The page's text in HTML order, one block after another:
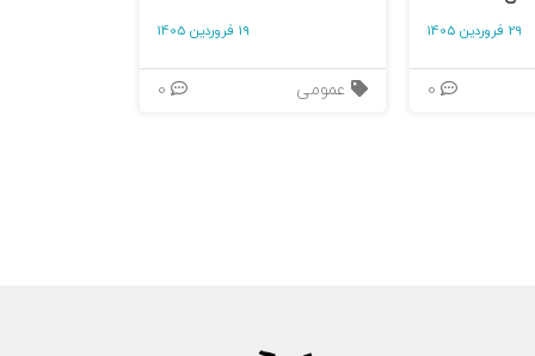
29 فروردین 1405 19 فروردین 1405
عمومی